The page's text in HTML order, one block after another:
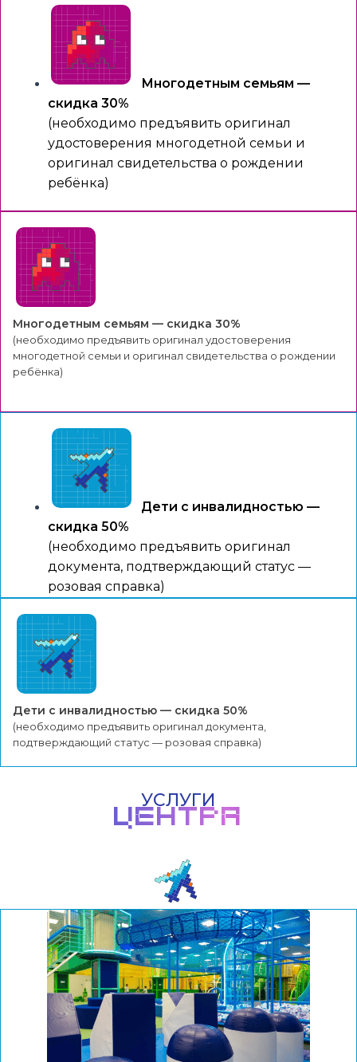
Многодетным семьям —
скидка 30%
(необходимо предъявить оригинал
удостоверения многодетной семьи и
оригинал свидетельства о рождении
ребёнка)
Многодетным семьям — скидка 30%
(необходимо предъявить оригинал удостоверения
многодетной семьи и оригинал свидетельства о рождении
ребёнка)
Дети с инвалидностью —
скидка 50%
(необходимо предъявить оригинал
документа, подтверждающий статус —
розовая справка)
Дети с инвалидностью — скидка 50%
(необходимо предъявить оригинал документа,
подтверждающий статус — розовая справка)
УСЛУГИ
ЦЕНТРА